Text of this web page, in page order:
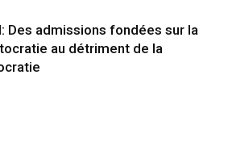
Des admissions fondées sur la
au détriment de la